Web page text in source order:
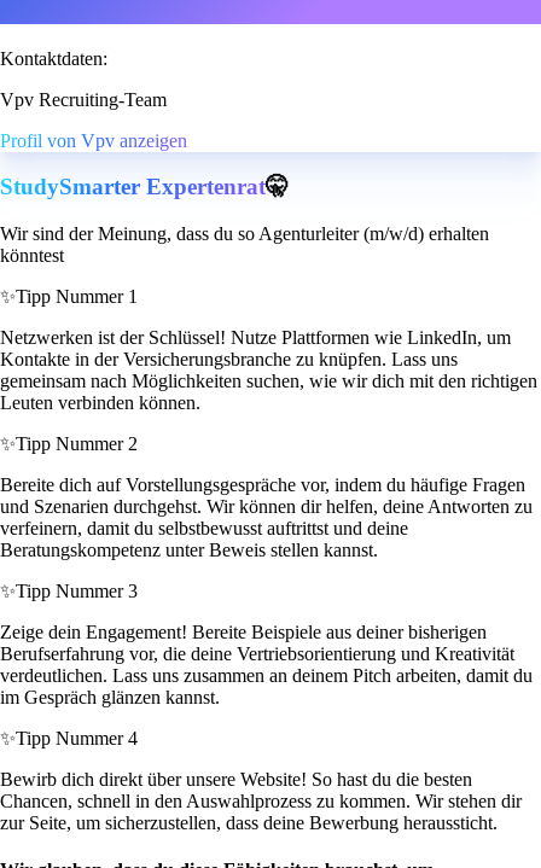
Kontaktdaten:
Vpv Recruiting-Team
Profil von Vpv anzeigen
StudySmarter Expertenrat🤫
Wir sind der Meinung, dass du so Agenturleiter (m/w/d) erhalten
könntest
✨Tipp Nummer 1
Netzwerken ist der Schlüssel! Nutze Plattformen wie LinkedIn, um
Kontakte in der Versicherungsbranche zu knüpfen. Lass uns
gemeinsam nach Möglichkeiten suchen, wie wir dich mit den richtigen
Leuten verbinden können.
✨Tipp Nummer 2
Bereite dich auf Vorstellungsgespräche vor, indem du häufige Fragen
und Szenarien durchgehst. Wir können dir helfen, deine Antworten zu
verfeinern, damit du selbstbewusst auftrittst und deine
Beratungskompetenz unter Beweis stellen kannst.
✨Tipp Nummer 3
Zeige dein Engagement! Bereite Beispiele aus deiner bisherigen
Berufserfahrung vor, die deine Vertriebsorientierung und Kreativität
verdeutlichen. Lass uns zusammen an deinem Pitch arbeiten, damit du
im Gespräch glänzen kannst.
✨Tipp Nummer 4
Bewirb dich direkt über unsere Website! So hast du die besten
Chancen, schnell in den Auswahlprozess zu kommen. Wir stehen dir
zur Seite, um sicherzustellen, dass deine Bewerbung heraussticht.